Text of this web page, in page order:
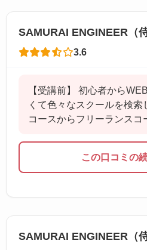
SAMURAI ENGINEER（
3.6
【受講前】 初心者から
くて色々なスクールを検
コースからフリーランス
この口コミの
SAMURAI ENGINEER（